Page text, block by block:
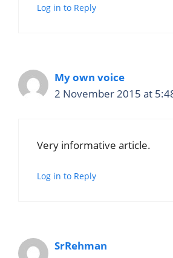
Log in to Reply
My own voice
2 November 2015 at
Very informative article.
Log in to Reply
SrRehman